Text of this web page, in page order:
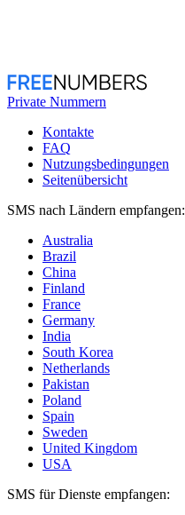
Private Nummern
Kontakte
FAQ
Nutzungsbedingungen
Seitenübersicht
SMS nach Ländern empfangen:
Australia
Brazil
China
Finland
France
Germany
India
South Korea
Netherlands
Pakistan
Poland
Spain
Sweden
United Kingdom
USA
SMS für Dienste empfangen: